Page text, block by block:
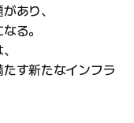
あり、
る。
す新たなインフラ